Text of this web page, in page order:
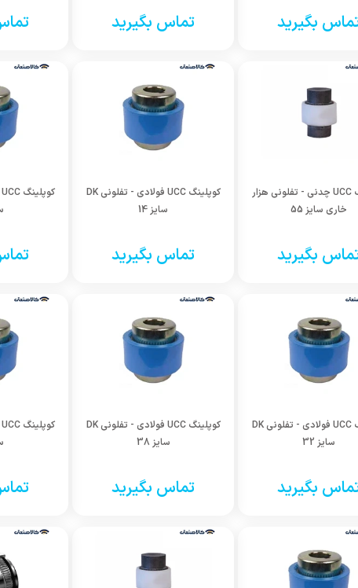
بگیرید تماس بگیرید
کوپلینگ UCC چدنی - تفلونی هزار
خاری سایز 55
بگیرید
کوپلینگ UCC فولادی - تفلونی DK
سایز 14
تماس بگیرید
کوپلینگ UCC فولادی - تفلونی DK
سایز 32
بگیرید
کوپلینگ UCC فولادی - تفلونی DK
سایز 38
تماس بگیرید